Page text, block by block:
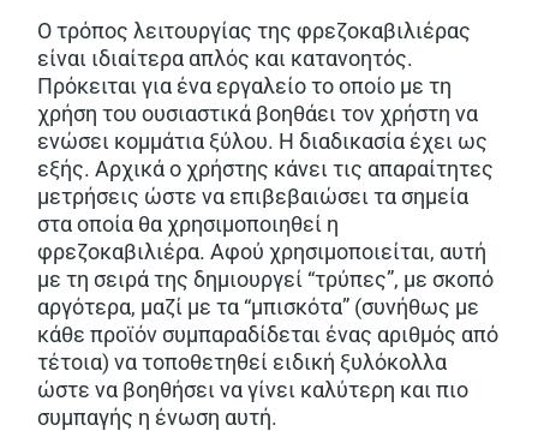
Ο τρόπος λειτουργίας της φρεζοκαβιλιέρας
είναι ιδιαίτερα απλός και κατανοητός.
Πρόκειται για ένα εργαλείο το οποίο με τη
χρήση του ουσιαστικά βοηθάει τον χρήστη να
ενώσει κομμάτια ξύλου. Η διαδικασία έχει ως
εξής. Αρχικά ο χρήστης κάνει τις απαραίτητες
μετρήσεις ώστε να επιβεβαιώσει τα σημεία
στα οποία θα χρησιμοποιηθεί η
φρεζοκαβιλιέρα. Αφού χρησιμοποιείται, αυτή
με τη σειρά της δημιουργεί “τρύπες”, με σκοπό
αργότερα, μαζί με τα “μπισκότα” (συνήθως με
κάθε προϊόν συμπαραδίδεται ένας αριθμός από
τέτοια) να τοποθετηθεί ειδική ξυλόκολλα
ώστε να βοηθήσει να γίνει καλύτερη και πιο
συμπαγής η ένωση αυτή.